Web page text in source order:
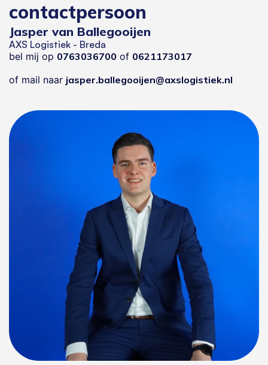
contactpersoon
Jasper van Ballegooijen
AXS Logistiek - Breda
bel mij op 0763036700 of 0621173017
of mail naar jasper.ballegooijen@axslogistiek.nl